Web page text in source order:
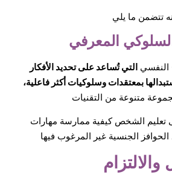
النفسي التي تُساعد على تحديد الأفكار
بمعتقدات وسلوكيات أكثر فاعلية،
تعليم الشخص كيفية ممارسة مهارات
والالتزام